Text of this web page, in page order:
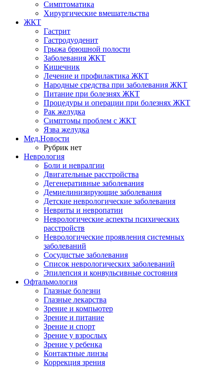
Симптоматика
Хирургические вмешательства
ЖКТ
Гастрит
Гастродуоденит
Грыжа брюшной полости
Заболевания ЖКТ
Кишечник
Лечение и профилактика ЖКТ
Народные средства при заболевания ЖКТ
Питание при болезнях ЖКТ
Процедуры и операции при болезнях ЖКТ
Рак желудка
Симптомы проблем с ЖКТ
Язва желудка
Мед.Новости
Рубрик нет
Неврология
Боли и невралгии
Двигательные расстройства
Дегенеративные заболевания
Демиелинизирующие заболевания
Детские неврологические заболевания
Невриты и невропатии
Неврологические аспекты психических
расстройств
Неврологические проявления системных
заболеваний
Сосудистые заболевания
Список неврологических заболеваний
Эпилепсия и конвульсивные состояния
Офтальмология
Глазные болезни
Глазные лекарства
Зрение и компьютер
Зрение и питание
Зрение и спорт
Зрение у взрослых
Зрение у ребенка
Контактные линзы
Коррекция зрения